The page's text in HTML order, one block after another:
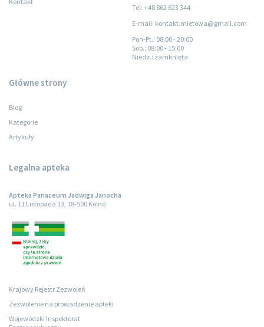
Tel: +48 862 623 344
E-mail: kontakt.mietowa@gmail.com
Pon-Pt.: 08:00 - 20:00
Sob.: 08:00 - 15:00
Niedz.: zamknięta
Główne strony
Blog
Kategorie
Artykuły
Legalna apteka
Apteka Panaceum Jadwiga Janocha
ul. 11 Listopada 13, 18-500 Kolno
Krajowy Rejestr Zezwoleń
Zezwolenie na prowadzenie apteki
Wojewódzki Inspektorat